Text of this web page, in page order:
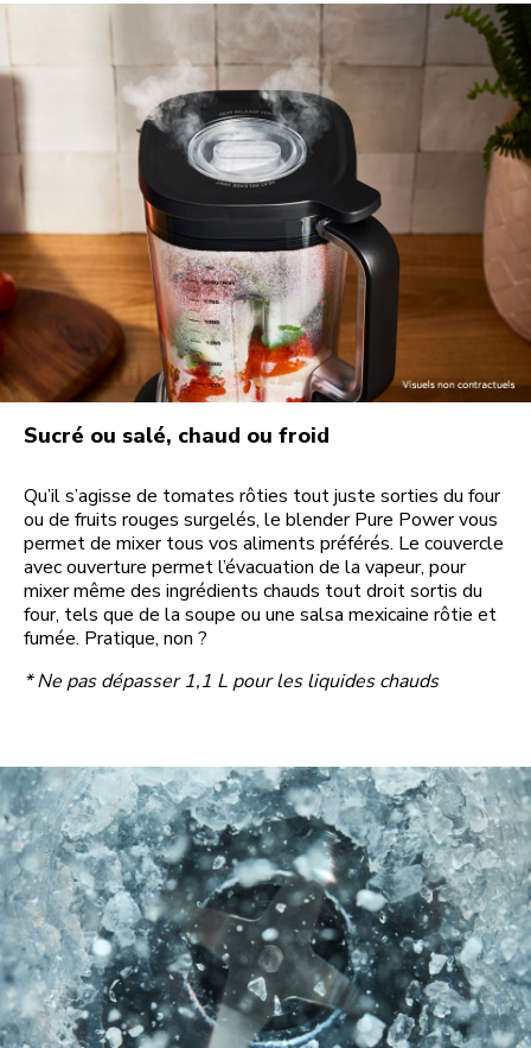
Sucré ou salé, chaud ou froid
Qu’il s’agisse de tomates rôties tout juste sorties du four
ou de fruits rouges surgelés, le blender Pure Power vous
permet de mixer tous vos aliments préférés. Le couvercle
avec ouverture permet l’évacuation de la vapeur, pour
mixer même des ingrédients chauds tout droit sortis du
four, tels que de la soupe ou une salsa mexicaine rôtie et
fumée. Pratique, non ?
* Ne pas dépasser 1,1 L pour les liquides chauds